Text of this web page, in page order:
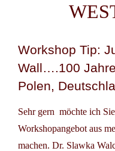
Workshop Tip:
Wall….100
Polen,
Sehr gern möchte ich
Workshopangebot aus
machen. Dr. Slawka